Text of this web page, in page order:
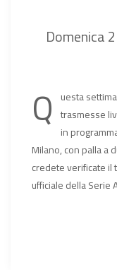
Domenica
Q uesta
trasmesse
in
Milano, con palla a
credete verificate il
ufficiale della Serie